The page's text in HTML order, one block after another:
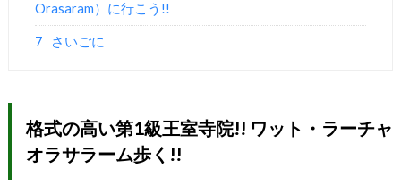
Orasaram）に行こう!!
7 さいごに
格式の高い第1級王室寺院!! ワット・ラーチャ
オラサラーム歩く!!